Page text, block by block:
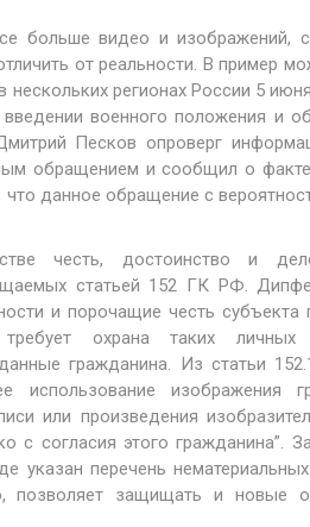
больше видео и изображений,
от реальности. В пример
нескольких регионах России 5
военного положения и
Песков опроверг
обращением и сообщил о факте
что данное обращение с
честь, достоинство и
статьей 152 ГК РФ.
и порочащие честь
охрана таких
гражданина. Из статьи
использование
или произведения
с согласия этого гражданина”.
перечень
позволяет защищать и новые